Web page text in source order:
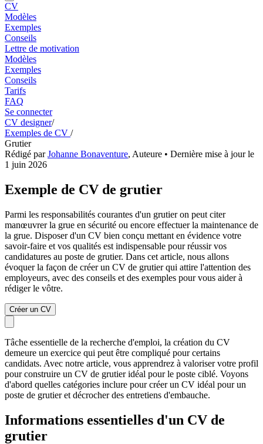
CV
Modèles
Exemples
Conseils
Lettre de motivation
Modèles
Exemples
Conseils
Tarifs
FAQ
Se connecter
CV designer/
Exemples de CV /
Grutier
Rédigé parJohanne Bonaventure, Auteure • Dernière mise à jour le
1 juin 2026
Exemple de CV de grutier
Parmi les responsabilités courantes d'un grutier on peut citer
manœuvrer la grue en sécurité ou encore effectuer la maintenance de
la grue. Disposer d'un CV bien conçu mettant en évidence votre
savoir-faire et vos qualités est indispensable pour réussir vos
candidatures au poste de grutier. Dans cet article, nous allons
évoquer la façon de créer un CV de grutier qui attire l'attention des
employeurs, avec des conseils et des exemples pour vous aider à
rédiger le vôtre.
Créer un CV
Tâche essentielle de la recherche d'emploi, la création du CV
demeure un exercice qui peut être compliqué pour certains
candidats. Avec notre article, vous apprendrez à valoriser votre profil
pour construire un CV de grutier idéal pour le poste ciblé. Voyons
d'abord quelles catégories inclure pour créer un CV idéal pour un
poste de grutier et décrocher des entretiens d'embauche.
Informations essentielles d'un CV de
grutier